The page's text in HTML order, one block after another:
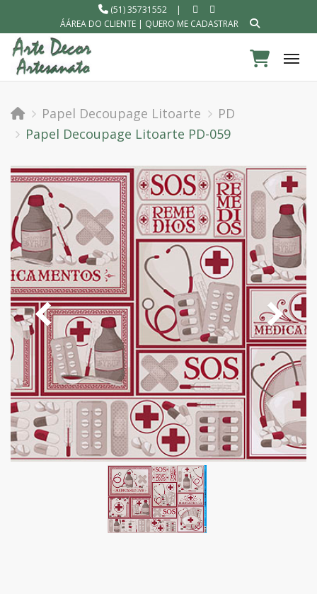
(51) 35731552
|
ÁÁREA DO CLIENTE| QUERO ME CADASTRAR
Papel Decoupage Litoarte
PD
Papel Decoupage Litoarte PD-059